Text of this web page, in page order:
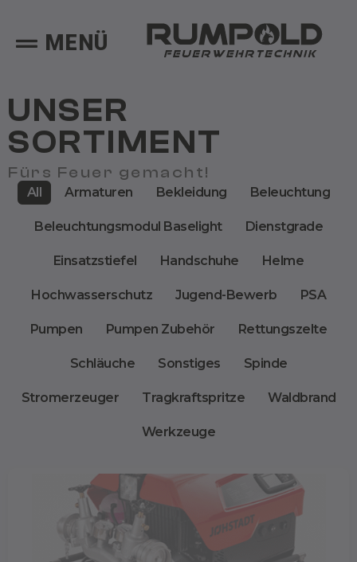
MENÜ
UNSER
SORTIMENT
Fürs Feuer gemacht!
All Armaturen Bekleidung Beleuchtung
Beleuchtungsmodul Baselight Dienstgrade
Einsatzstiefel Handschuhe Helme
Hochwasserschutz Jugend-Bewerb PSA
Pumpen Pumpen Zubehör Rettungszelte
Schläuche Sonstiges Spinde
Stromerzeuger Tragkraftspritze Waldbrand
Werkzeuge